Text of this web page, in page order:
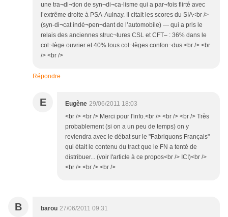
une tra¬di¬tion de syn¬di¬ca-lisme qui a par¬fois flirté avec
l’extrême droite à PSA-Aulnay. Il citait les scores du SIA<br />
(syn-di¬cat indé¬pen¬dant de l’automobile) — qui a pris le
relais des anciennes struc¬tures CSL et CFT– : 36% dans le
col¬lège ouvrier et 40% tous col¬lèges confon¬dus.<br /> <br
/> <br />
Répondre
E Eugène 29/06/2011 18:03
<br /> <br /> Merci pour l'info.<br /> <br /> <br /> Très
probablement (si on a un peu de temps) on y
reviendra avec le débat sur le "Fabriquons Français"
qui était le contenu du tract que le FN a tenté de
distribuer... (voir l'article à ce propos<br /> ICI)<br />
<br /> <br /> <br />
B barou 27/06/2011 09:31